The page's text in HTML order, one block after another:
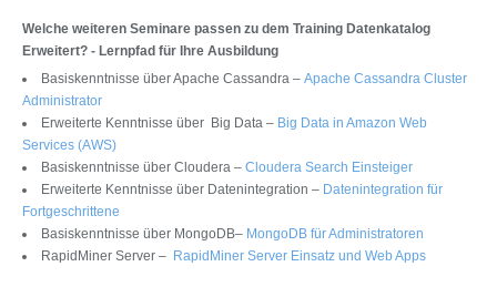
Welche weiteren Seminare passen zu dem Training Datenkatalog
Erweitert? - Lernpfad für Ihre Ausbildung
Basiskenntnisse über Apache Cassandra – Apache Cassandra Cluster
Administrator
Erweiterte Kenntnisse über Big Data – Big Data in Amazon Web
Services (AWS)
Basiskenntnisse über Cloudera – Cloudera Search Einsteiger
Erweiterte Kenntnisse über Datenintegration – Datenintegration für
Fortgeschrittene
Basiskenntnisse über MongoDB– MongoDB für Administratoren
RapidMiner Server – RapidMiner Server Einsatz und Web Apps